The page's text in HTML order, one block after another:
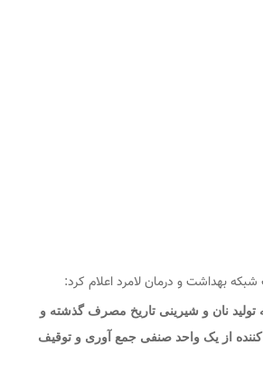
بهداشت و درمان لامرد اعلام کرد:
تولید نان و شیرینی تاریخ مصرف گذشته و
از یک واحد صنفی جمع آوری و توقیف